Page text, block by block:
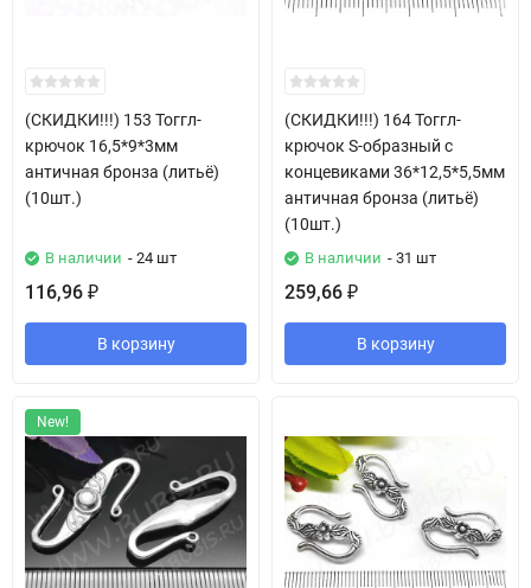
(СКИДКИ!!!) 153 Тоггл-
крючок 16,5*9*3мм
античная бронза (литьё)
(10шт.)
В наличии - 24 шт
116,96 ₽
В корзину
(СКИДКИ!!!) 164 Тоггл-
крючок S-образный с
концевиками 36*12,5*5,5мм
античная бронза (литьё)
(10шт.)
В наличии - 31 шт
259,66 ₽
В корзину
New!